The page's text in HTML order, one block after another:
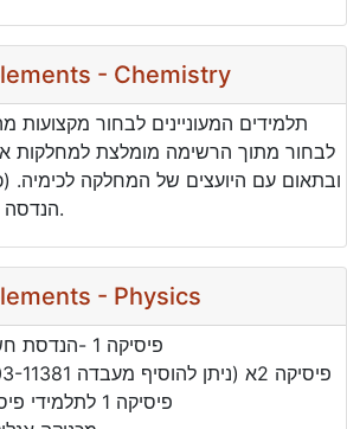
- Chemistry
תלמידים המעוניינים לבחור מקצועות
לבחור מתוך הרשימה מומלצת למחלקות
ובתאום עם היועצים של המחלקה לכימיה.
הנדסה בסמסטר אביב בלבד).
- Physics
203-11371 פיסיקה 1 -הנדסת חשמל
203-11471 פיסיקה 2א (ניתן להוסיף מעבדה 203-11381.)
203-11281 פיסיקה 1 לתלמידי פיסיקה